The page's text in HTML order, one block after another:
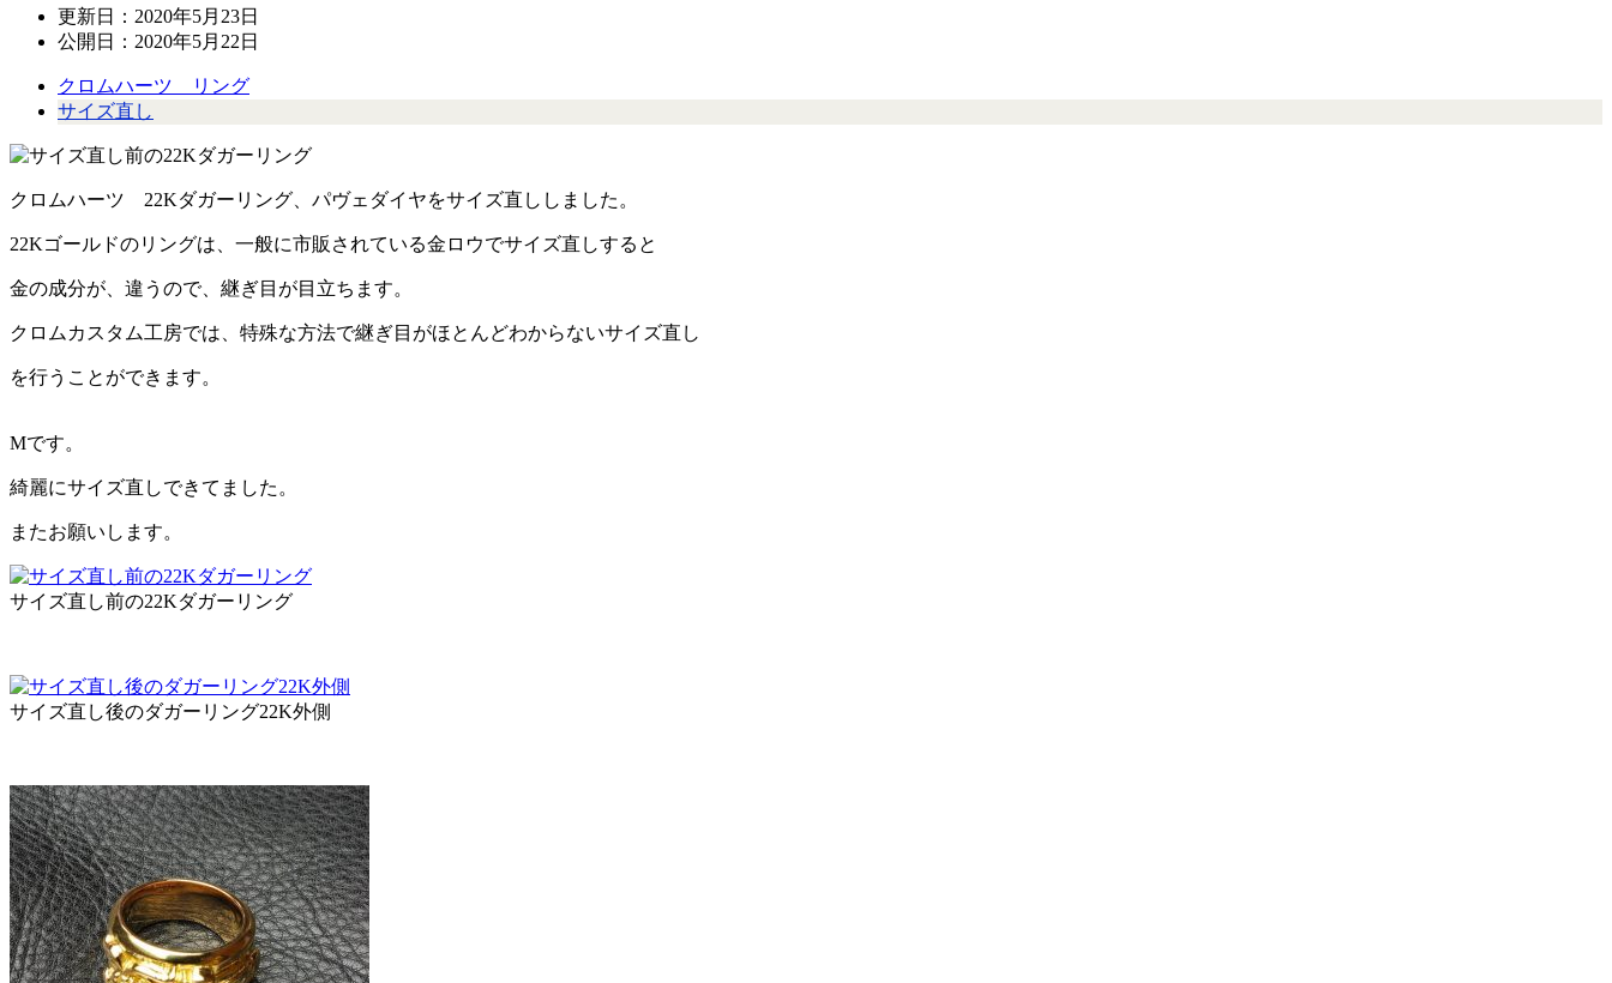
更新日： 2020年5月23日
公開日： 2020年5月22日
クロムハーツ リング
サイズ直し
クロムハーツ 22Kダガーリング、パヴェダイヤをサイズ直ししました。
22Kゴールドのリングは、一般に市販されている金ロウでサイズ直しすると
金の成分が、違うので、継ぎ目が目立ちます。
クロムカスタム工房では、特殊な方法で継ぎ目がほとんどわからないサイズ直し
を行うことができます。
Mです。
綺麗にサイズ直しできてました。
またお願いします。
サイズ直し前の22Kダガーリング
サイズ直し後のダガーリング22K外側